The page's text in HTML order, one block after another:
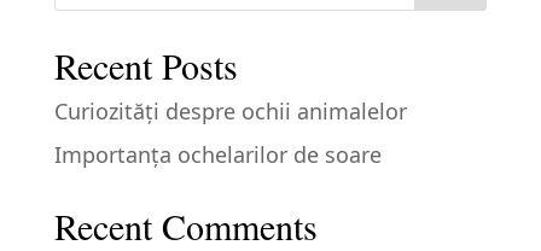
Recent Posts
Curiozităţi despre ochii animalelor
Importanţa ochelarilor de soare
Recent Comments